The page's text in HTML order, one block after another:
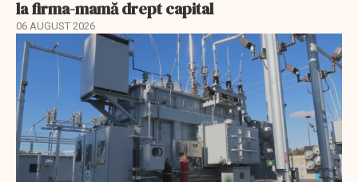
la firma-mamă drept capital
06 AUGUST 2026